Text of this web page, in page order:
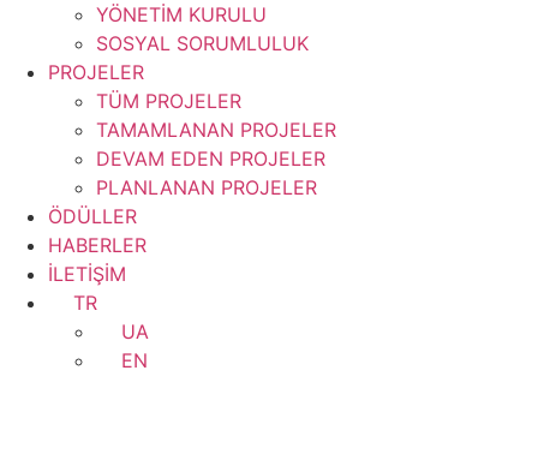
YÖNETİM KURULU
SOSYAL SORUMLULUK
PROJELER
TÜM PROJELER
TAMAMLANAN PROJELER
DEVAM EDEN PROJELER
PLANLANAN PROJELER
ÖDÜLLER
HABERLER
İLETİŞİM
TR
UA
EN